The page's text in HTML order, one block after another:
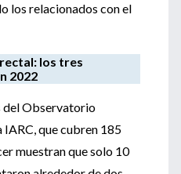
los relacionados con el
los tres
2022
del Observatorio
que cubren 185
muestran que solo 10